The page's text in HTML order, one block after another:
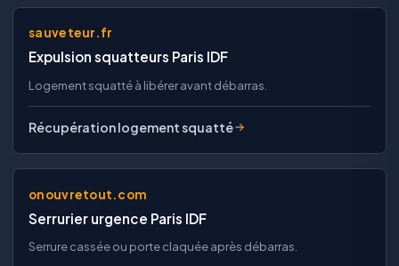
sauveteur.fr
Expulsion squatteurs Paris IDF
Logement squatté à libérer avant débarras.
Récupération logement squatté
onouvretout.com
Serrurier urgence Paris IDF
Serrure cassée ou porte claquée après débarras.